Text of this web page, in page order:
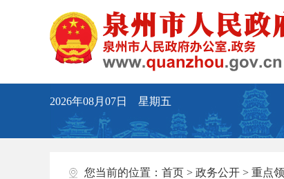
2026年08月07日 星期五
您当前的位置： 首页 > 政务公开 > 重点